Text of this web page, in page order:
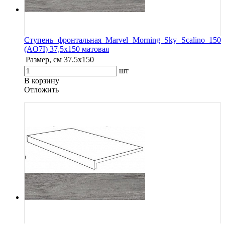
Ступень фронтальная Marvel Morning Sky Scalino 150
(AO7I) 37,5x150 матовая
Размер, см 37.5x150
шт
В корзину
Oтложить